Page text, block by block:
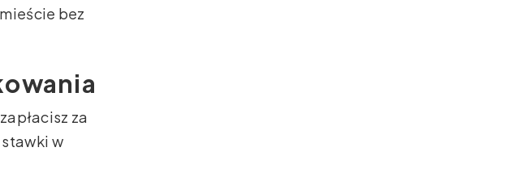
bez
za
w